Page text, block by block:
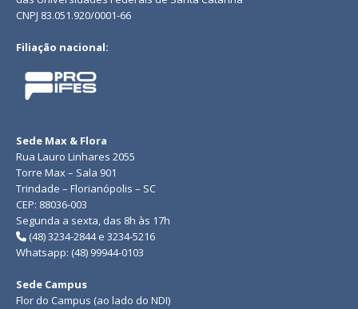
CNPJ 83.051.920/0001-66
Filiação nacional:
Sede Max & Flora
Rua Lauro Linhares 2055
Torre Max – Sala 901
Trindade – Florianópolis – SC
CEP: 88036-003
Segunda a sexta, das 8h às 17h
(48) 3234-2844 e 3234-5216
Whatsapp: (48) 99944-0103
Sede Campus
Flor do Campus (ao lado do NDI)